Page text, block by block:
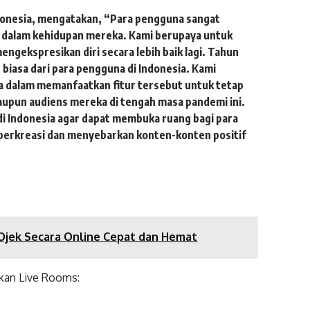
, mengatakan, “Para pengguna sangat
kehidupan mereka. Kami berupaya untuk
diri secara lebih baik lagi. Tahun
dari para pengguna di Indonesia. Kami
dalam memanfaatkan fitur tersebut untuk tetap
audiens mereka di tengah masa pandemi ini.
agar dapat membuka ruang bagi para
dan menyebarkan konten-konten positif
Secara Online Cepat dan Hemat
Live Rooms: